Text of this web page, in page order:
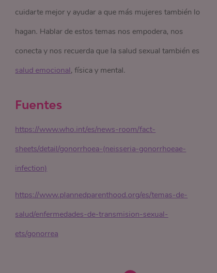
cuidarte mejor y ayudar a que más mujeres también lo
hagan. Hablar de estos temas nos empodera, nos
conecta y nos recuerda que la salud sexual también es
salud emocional, física y mental.
Fuentes
https://www.who.int/es/news-room/fact-
sheets/detail/gonorrhoea-(neisseria-gonorrhoeae-
infection)
https://www.plannedparenthood.org/es/temas-de-
salud/enfermedades-de-transmision-sexual-
ets/gonorrea